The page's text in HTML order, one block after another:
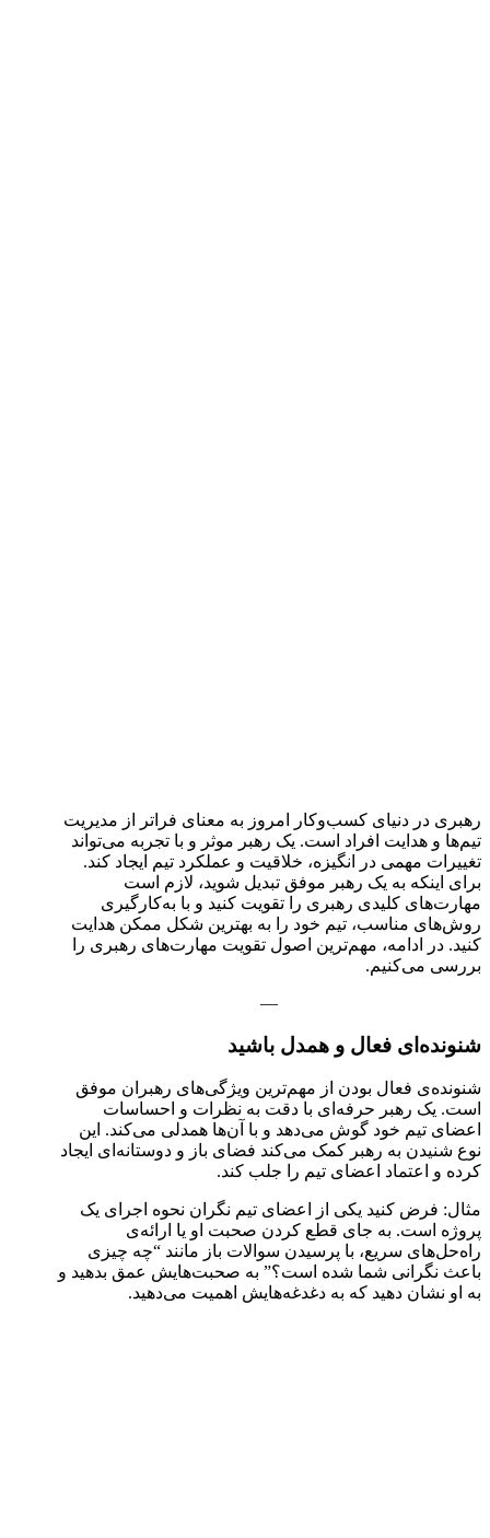
رهبری در دنیای کسب‌وکار امروز به معنای فراتر از مدیریت
تیم‌ها و هدایت افراد است. یک رهبر موثر و با تجربه می‌تواند
تغییرات مهمی در انگیزه، خلاقیت و عملکرد تیم ایجاد کند.
برای اینکه به یک رهبر موفق تبدیل شوید، لازم است
مهارت‌های کلیدی رهبری را تقویت کنید و با به‌کارگیری
روش‌های مناسب، تیم خود را به بهترین شکل ممکن هدایت
کنید. در ادامه، مهم‌ترین اصول تقویت مهارت‌های رهبری را
بررسی می‌کنیم.
—
شنونده‌ای فعال و همدل باشید
شنونده‌ی فعال بودن از مهم‌ترین ویژگی‌های رهبران موفق
است. یک رهبر حرفه‌ای با دقت به نظرات و احساسات
اعضای تیم خود گوش می‌دهد و با آن‌ها همدلی می‌کند. این
نوع شنیدن به رهبر کمک می‌کند فضای باز و دوستانه‌ای ایجاد
کرده و اعتماد اعضای تیم را جلب کند.
مثال: فرض کنید یکی از اعضای تیم نگران نحوه اجرای یک
پروژه است. به جای قطع کردن صحبت او یا ارائه‌ی
راه‌حل‌های سریع، با پرسیدن سوالات باز مانند “چه چیزی
باعث نگرانی شما شده است؟” به صحبت‌هایش عمق بدهید و
به او نشان دهید که به دغدغه‌هایش اهمیت می‌دهید.